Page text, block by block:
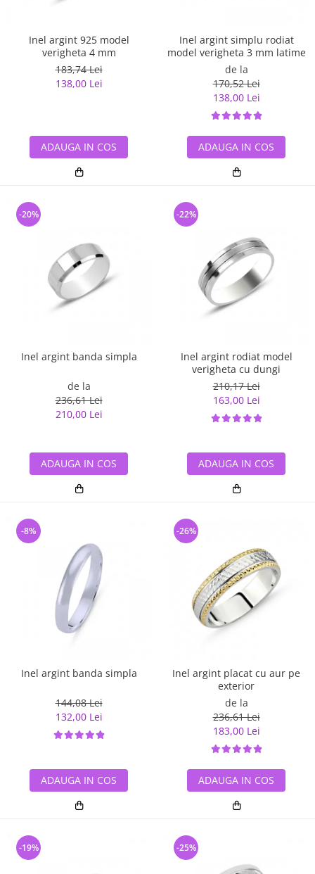
Inel argint 925 model
verigheta 4 mm
183,74 Lei
138,00 Lei
ADAUGA IN COS
Inel argint simplu rodiat
model verigheta 3 mm latime
de la
170,52 Lei
138,00 Lei
ADAUGA IN COS
Inel argint banda simpla
de la
236,61 Lei
210,00 Lei
-20%
ADAUGA IN COS
Inel argint rodiat model
verigheta cu dungi
210,17 Lei
163,00 Lei
-22%
ADAUGA IN COS
Inel argint banda simpla
144,08 Lei
132,00 Lei
-8%
ADAUGA IN COS
Inel argint placat cu aur pe
exterior
de la
236,61 Lei
183,00 Lei
-26%
ADAUGA IN COS
-19% -25%